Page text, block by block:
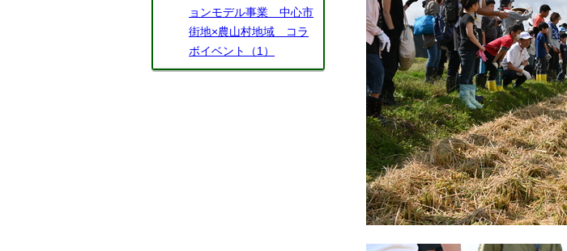
ョンモデル事業 中心市
街地×農山村地域 コラ
ボイベント（1）